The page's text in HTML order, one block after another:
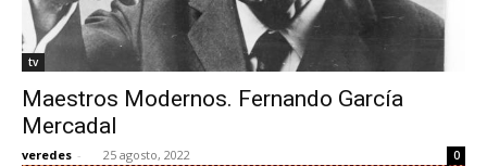
tv
Maestros Modernos. Fernando García
Mercadal
veredes - 25 agosto, 2022 0